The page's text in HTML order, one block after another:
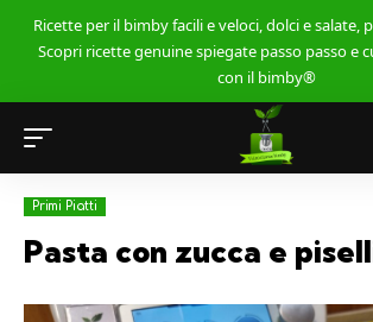
Ricette per il bimby facili e veloci, dolci e salate,
Scopri ricette genuine spiegate passo passo e
con il bimby®
Primi Piatti
Pasta con zucca e